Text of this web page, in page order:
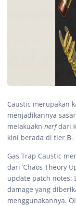
Caustic merupakan
menjadikannya
melakuakn nerfdari
kini berada di tier B.
Gas Trap Caustic
dari ‘Chaos Theory
update patch notes:
damage yang
menggunakannya.